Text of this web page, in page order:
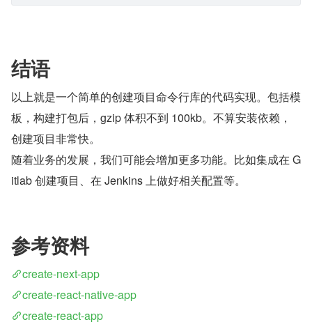
结语
以上就是一个简单的创建项目命令行库的代码实现。包括模
板，构建打包后，gzip 体积不到 100kb。不算安装依赖，
创建项目非常快。
随着业务的发展，我们可能会增加更多功能。比如集成在 G
itlab 创建项目、在 Jenkins 上做好相关配置等。
参考资料
create-next-app
create-react-native-app
create-react-app